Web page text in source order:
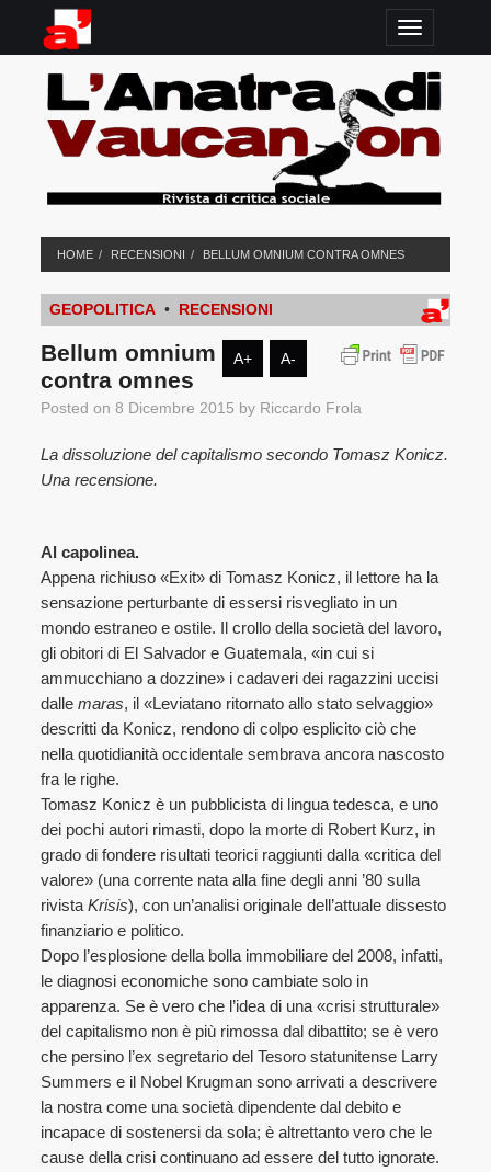
TOGGLE
HOME RECENSIONI BELLUM OMNIUM CONTRA OMNES
GEOPOLITICA • RECENSIONI
A+ A-
Bellum omnium
contra omnes
Posted on 8 Dicembre 2015 by Riccardo Frola
La dissoluzione del capitalismo secondo Tomasz Konicz.
Una recensione.
Al capolinea.
Appena richiuso «Exit» di Tomasz Konicz, il lettore ha la
sensazione perturbante di essersi risvegliato in un
mondo estraneo e ostile. Il crollo della società del lavoro,
gli obitori di El Salvador e Guatemala, «in cui si
ammucchiano a dozzine» i cadaveri dei ragazzini uccisi
dallemaras, il «Leviatano ritornato allo stato selvaggio»
descritti da Konicz, rendono di colpo esplicito ciò che
nella quotidianità occidentale sembrava ancora nascosto
fra le righe.
Tomasz Konicz è un pubblicista di lingua tedesca, e uno
dei pochi autori rimasti, dopo la morte di Robert Kurz, in
grado di fondere risultati teorici raggiunti dalla «critica del
valore» (una corrente nata alla fine degli anni ’80 sulla
rivistaKrisis), con un’analisi originale dell’attuale dissesto
finanziario e politico.
Dopo l’esplosione della bolla immobiliare del 2008, infatti,
le diagnosi economiche sono cambiate solo in
apparenza. Se è vero che l’idea di una «crisi strutturale»
del capitalismo non è più rimossa dal dibattito; se è vero
che persino l’ex segretario del Tesoro statunitense Larry
Summers e il Nobel Krugman sono arrivati a descrivere
la nostra come una società dipendente dal debito e
incapace di sostenersi da sola; è altrettanto vero che le
cause della crisi continuano ad essere del tutto ignorate.